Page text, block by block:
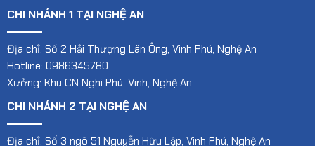
CHI NHÁNH 1 TẠI NGHỆ AN
Địa chỉ: Số 2 Hải Thượng Lãn Ông, Vinh Phú, Nghệ An
Hotline: 0986345780
Xưởng: Khu CN Nghi Phú, Vinh, Nghệ An
CHI NHÁNH 2 TẠI NGHỆ AN
Địa chỉ: Số 3 ngõ 51 Nguyễn Hữu Lập, Vinh Phú, Nghệ An